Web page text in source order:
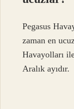
Pegasus
zaman en
Havayolları
Aralık ayıdır.